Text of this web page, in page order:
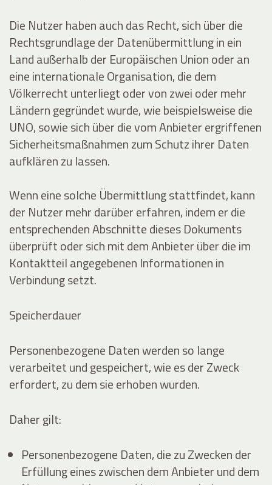
Die Nutzer haben auch das Recht, sich über die
Rechtsgrundlage der Datenübermittlung in ein
Land außerhalb der Europäischen Union oder an
eine internationale Organisation, die dem
Völkerrecht unterliegt oder von zwei oder mehr
Ländern gegründet wurde, wie beispielsweise die
UNO, sowie sich über die vom Anbieter ergriffenen
Sicherheitsmaßnahmen zum Schutz ihrer Daten
aufklären zu lassen.
Wenn eine solche Übermittlung stattfindet, kann
der Nutzer mehr darüber erfahren, indem er die
entsprechenden Abschnitte dieses Dokuments
überprüft oder sich mit dem Anbieter über die im
Kontaktteil angegebenen Informationen in
Verbindung setzt.
Speicherdauer
Personenbezogene Daten werden so lange
verarbeitet und gespeichert, wie es der Zweck
erfordert, zu dem sie erhoben wurden.
Daher gilt:
Personenbezogene Daten, die zu Zwecken der
Erfüllung eines zwischen dem Anbieter und dem